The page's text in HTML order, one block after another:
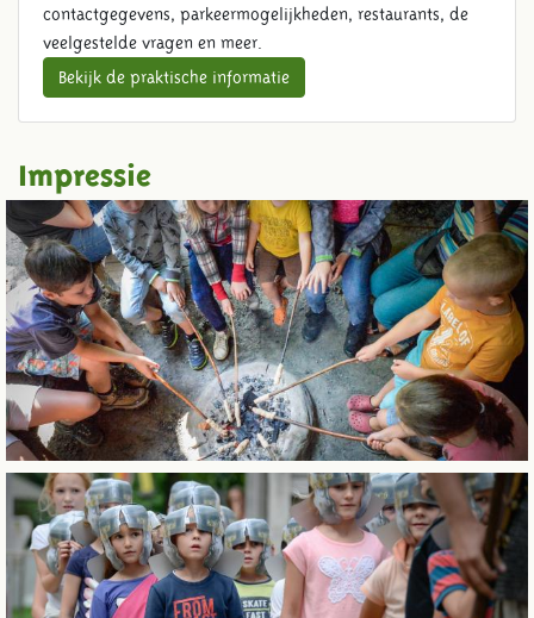
contactgegevens, parkeermogelijkheden, restaurants, de
veelgestelde vragen en meer.
Bekijk de praktische informatie
Impressie